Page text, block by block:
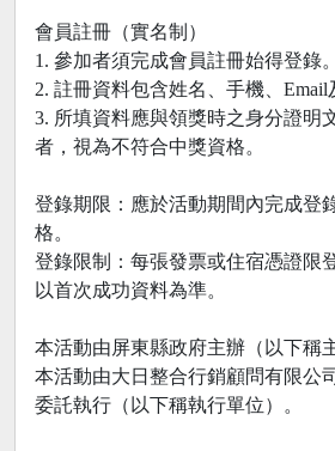
會員註冊（實名制）
1. 參加者須完成會員註冊始得登錄。
2. 註冊資料包含姓名、手機、Email
3. 所填資料應與領獎時之身分證明
者，視為不符合中獎資格。
登錄期限：應於活動期間內完成登
格。
登錄限制：每張發票或住宿憑證限
以首次成功資料為準。
本活動由屏東縣政府主辦（以下稱
本活動由大日整合行銷顧問有限公
委託執行（以下稱執行單位）。